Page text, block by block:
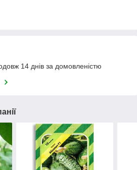
14 днів за домовленістю